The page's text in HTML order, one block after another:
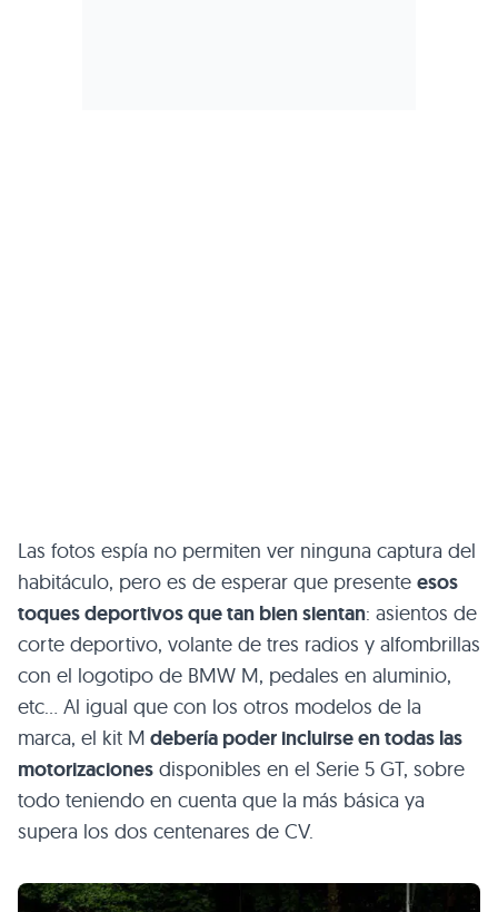
Las fotos espía no permiten ver ninguna captura del
habitáculo, pero es de esperar que presente esos
toques deportivos que tan bien sientan: asientos de
corte deportivo, volante de tres radios y alfombrillas
con el logotipo de BMW M, pedales en aluminio,
etc… Al igual que con los otros modelos de la
marca, el kit M debería poder incluirse en todas las
motorizaciones disponibles en el Serie 5 GT, sobre
todo teniendo en cuenta que la más básica ya
supera los dos centenares de CV.